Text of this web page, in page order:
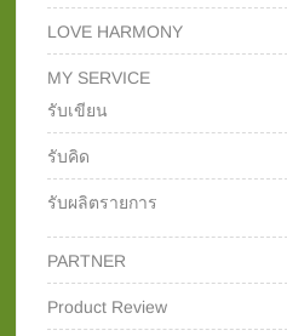
LOVE HARMONY
MY SERVICE
รับเขียน
รับคิด
รับผลิตรายการ
PARTNER
Product Review